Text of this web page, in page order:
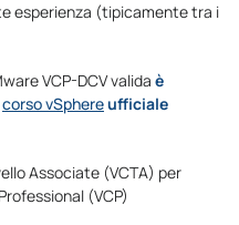
esperienza (tipicamente tra i
VCP-DCV valida è
corso vSphereufficiale
Associate (VCTA) per
(VCP)